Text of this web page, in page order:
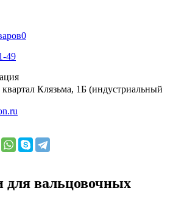
0
49
Клязьма, 1Б (индустриальный
для вальцовочных